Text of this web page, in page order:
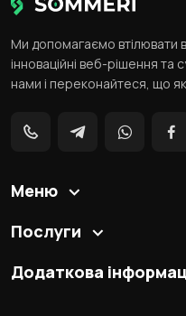
Ми допомагаємо втілювати
інноваційні веб-рішення та
нами і переконайтеся, що
Меню
Послуги
Додаткова